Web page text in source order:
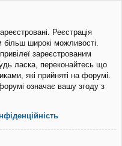
Реєстрація
широкі можливості.
зареєстрованим
ласка, переконайтесь що
які прийняті на форумі.
означає вашу згоду з